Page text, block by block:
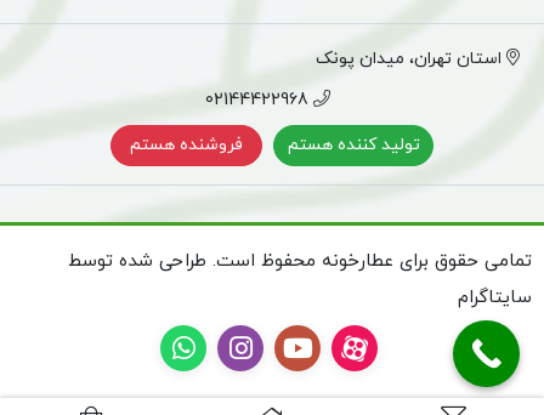
استان تهران، میدان پونک
02144422968
تولید کننده هستم
فروشنده هستم
تمامی حقوق برای عطارخونه محفوظ است. طراحی شده توسط
سایتاگرام